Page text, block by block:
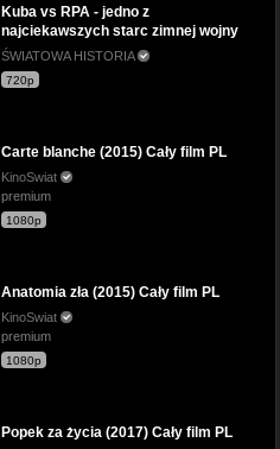
Kuba vs RPA - jedno z
najciekawszych starc zimnej wojny
ŚWIATOWA HISTORIA
720p
Carte blanche (2015) Cały film PL
KinoSwiat
premium
1080p
Anatomia zła (2015) Cały film PL
KinoSwiat
premium
1080p
Popek za życia (2017) Cały film PL